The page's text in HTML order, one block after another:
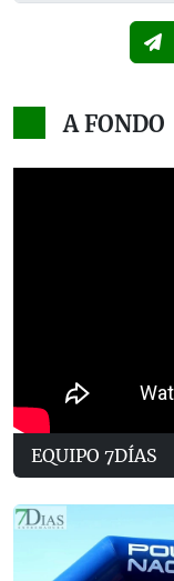
A FONDO
EQUIPO 7DÍAS